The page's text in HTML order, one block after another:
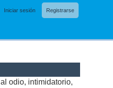
Iniciar sesión Registrarse
odio, intimidatorio,